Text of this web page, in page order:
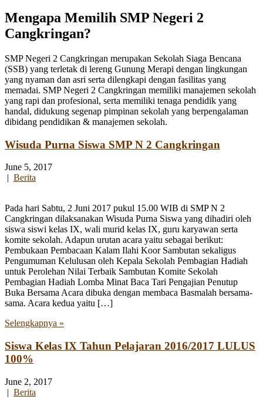
Mengapa Memilih SMP Negeri 2
Cangkringan?
SMP Negeri 2 Cangkringan merupakan Sekolah Siaga Bencana
(SSB) yang terletak di lereng Gunung Merapi dengan lingkungan
yang nyaman dan asri serta dilengkapi dengan fasilitas yang
memadai. SMP Negeri 2 Cangkringan memiliki manajemen sekolah
yang rapi dan profesional, serta memiliki tenaga pendidik yang
handal, didukung segenap pimpinan sekolah yang berpengalaman
dibidang pendidikan & manajemen sekolah.
Wisuda Purna Siswa SMP N 2 Cangkringan
June 5, 2017
| Berita
Pada hari Sabtu, 2 Juni 2017 pukul 15.00 WIB di SMP N 2
Cangkringan dilaksanakan Wisuda Purna Siswa yang dihadiri oleh
siswa siswi kelas IX, wali murid kelas IX, guru karyawan serta
komite sekolah. Adapun urutan acara yaitu sebagai berikut:
Pembukaan Pembacaan Kalam Ilahi Koor Sambutan sekaligus
Pengumuman Kelulusan oleh Kepala Sekolah Pembagian Hadiah
untuk Perolehan Nilai Terbaik Sambutan Komite Sekolah
Pembagian Hadiah Lomba Minat Baca Tari Pengajian Penutup
Buka Bersama Acara dibuka dengan membaca Basmalah bersama-
sama. Acara kedua yaitu […]
Selengkapnya »
Siswa Kelas IX Tahun Pelajaran 2016/2017 LULUS
100%
June 2, 2017
| Berita